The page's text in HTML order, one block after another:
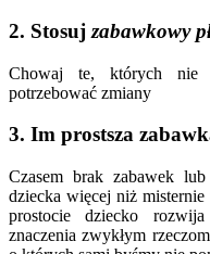
2. Stosuj zabawkowy
Chowaj te, których nie
potrzebować zmiany
3. Im prostsza
Czasem brak zabawek
dziecka więcej niż
prostocie dziecko
znaczenia zwykłym